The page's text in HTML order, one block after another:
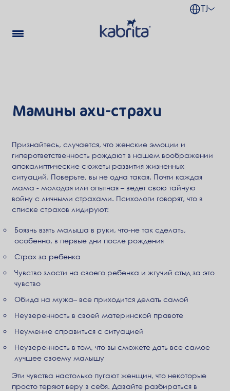
TJ
Мамины ахи-страхи
Признайтесь, случается, что женские эмоции и
гиперответственность рождают в нашем воображении
апокалиптические сюжеты развития жизненных
ситуаций. Поверьте, вы не одна такая. Почти каждая
мама - молодая или опытная – ведет свою тайную
войну с личными страхами. Психологи говорят, что в
списке страхов лидируют:
Боязнь взять малыша в руки, что-не так сделать,
особенно, в первые дни после рождения
Страх за ребенка
Чувство злости на своего ребенка и жгучий стыд за это
чувство
Обида на мужа– все приходится делать самой
Неуверенность в своей материнской правоте
Неумение справиться с ситуацией
Неуверенность в том, что вы сможете дать все самое
лучшее своему малышу
Эти чувства настолько пугают женщин, что некоторые
просто теряют веру в себя. Давайте разбираться в